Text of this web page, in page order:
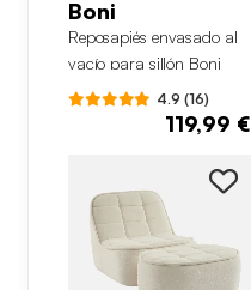
Boni
Reposapiés envasado al
vacío para sillón Boni
4.9 (16)
119,99 €